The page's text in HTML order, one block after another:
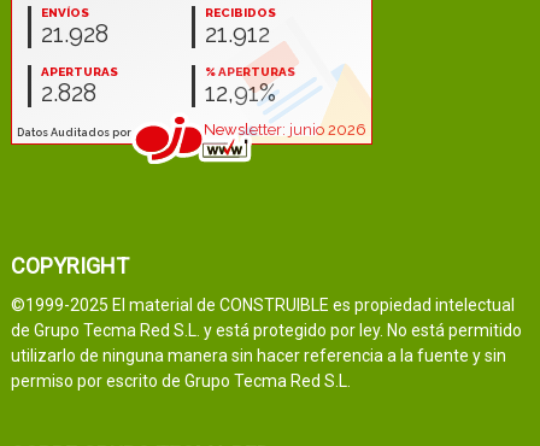
COPYRIGHT
©1999-2025 El material de CONSTRUIBLE es propiedad intelectual
de Grupo Tecma Red S.L. y está protegido por ley. No está permitido
utilizarlo de ninguna manera sin hacer referencia a la fuente y sin
permiso por escrito de Grupo Tecma Red S.L.